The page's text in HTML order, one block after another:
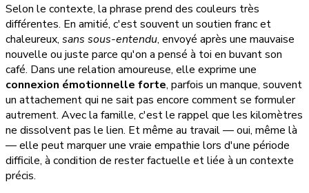
Selon le contexte, la phrase prend des couleurs très
différentes. En amitié, c'est souvent un soutien franc et
chaleureux, sans sous-entendu, envoyé après une mauvaise
nouvelle ou juste parce qu'on a pensé à toi en buvant son
café. Dans une relation amoureuse, elle exprime une
connexion émotionnelle forte, parfois un manque, souvent
un attachement qui ne sait pas encore comment se formuler
autrement. Avec la famille, c'est le rappel que les kilomètres
ne dissolvent pas le lien. Et même au travail — oui, même là
— elle peut marquer une vraie empathie lors d'une période
difficile, à condition de rester factuelle et liée à un contexte
précis.